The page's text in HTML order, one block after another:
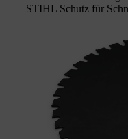
STIHL Schutz für